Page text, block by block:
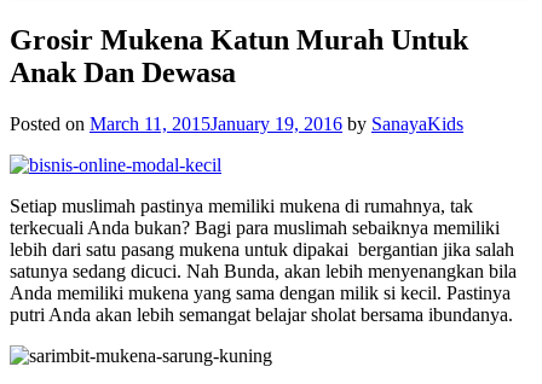
Grosir Mukena Katun Murah Untuk
Anak Dan Dewasa
Posted on March 11, 2015January 19, 2016 by SanayaKids
Setiap muslimah pastinya memiliki mukena di rumahnya, tak
terkecuali Anda bukan? Bagi para muslimah sebaiknya memiliki
lebih dari satu pasang mukena untuk dipakai bergantian jika salah
satunya sedang dicuci. Nah Bunda, akan lebih menyenangkan bila
Anda memiliki mukena yang sama dengan milik si kecil. Pastinya
putri Anda akan lebih semangat belajar sholat bersama ibundanya.